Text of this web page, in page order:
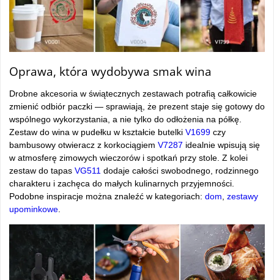
Oprawa, która wydobywa smak wina
Drobne akcesoria w świątecznych zestawach potrafią całkowicie
zmienić odbiór paczki — sprawiają, że prezent staje się gotowy do
wspólnego wykorzystania, a nie tylko do odłożenia na półkę.
Zestaw do wina w pudełku w kształcie butelki V1699 czy
bambusowy otwieracz z korkociągiem V7287 idealnie wpisują się
w atmosferę zimowych wieczorów i spotkań przy stole. Z kolei
zestaw do tapas VG511 dodaje całości swobodnego, rodzinnego
charakteru i zachęca do małych kulinarnych przyjemności.
Podobne inspiracje można znaleźć w kategoriach: dom zestawy
upominkowe